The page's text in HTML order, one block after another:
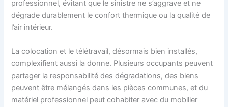
professionnel, évitant que le sinistre ne s’aggrave et ne
dégrade durablement le confort thermique ou la qualité de
l’air intérieur.
La colocation et le télétravail, désormais bien installés,
complexifient aussi la donne. Plusieurs occupants peuvent
partager la responsabilité des dégradations, des biens
peuvent être mélangés dans les pièces communes, et du
matériel professionnel peut cohabiter avec du mobilier